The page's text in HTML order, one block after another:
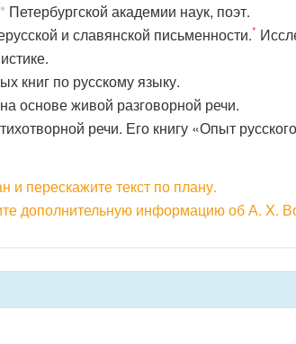
* Петербургской академии наук, поэт.
и славянской письменности.*
книг по русскому языку.
основе живой разговорной речи.
речи. Его книгу «Опыт
и перескажите текст по плану.
дополнительную информацию об А. X.